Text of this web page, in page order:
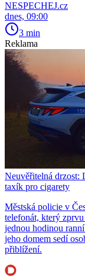
NESPECHEJ.cz
dnes, 09:00
3 min
Reklama
Neuvěřitelná drzost:
taxík pro cigarety
Městská policie v
telefonát, který
jednou hodinou
jeho domem sedí
přiblížení.